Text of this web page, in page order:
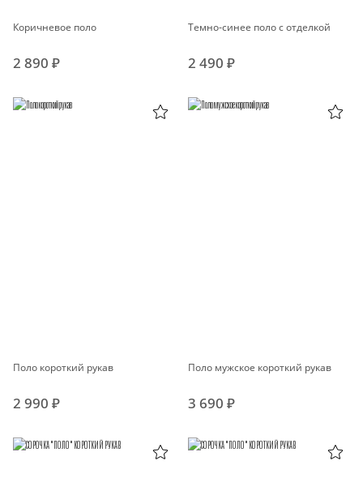
Коричневое поло
2 890 ₽
Темно-синее поло с отделкой
2 490 ₽
Поло короткий рукав
2 990 ₽
Поло мужское короткий рукав
3 690 ₽